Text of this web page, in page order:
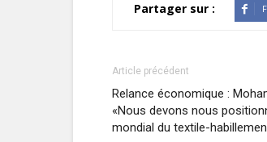
Partager sur :
Article précédent
Relance économique :
«Nous devons nous
mondial du textile-